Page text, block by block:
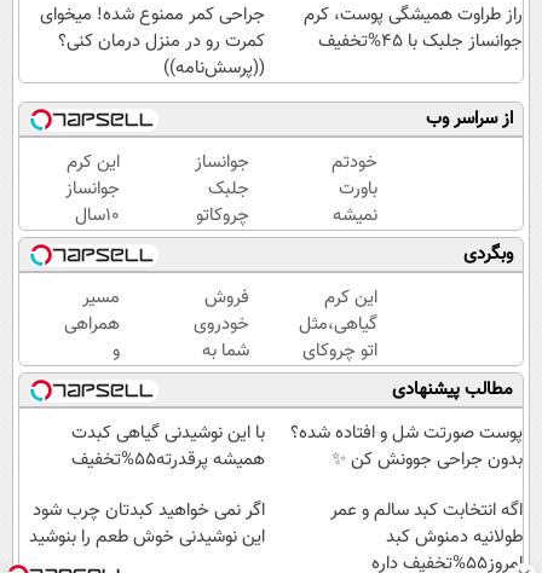
راز طراوت همیشگی پوست، کرم
جوانساز جلبک با 45%تخفیف
جراحی کمر ممنوع شده! میخوای
کمرت رو در منزل درمان کنی؟
((پرسش‌نامه))
از سراسر وب
خودتم
باورت
نمیشه
چقدر
جوون
شدی!
خرید
جوانساز
اسپیرولینا
با تخفیف
ویژه
جوانساز
جلبک
چروکاتو
مثل اتو
صاف
میکنه
😍
این کرم
جوانساز
10سال
سنتو
کم
میکنه
(با
تخفیف
ویژه)
وبگردی
این کرم
گیاهی،مثل
اتو چروکای
پوستتوصاف
میکنه!50%تخفیف
فروش
خودروی
شما به
بهترین
قیمت
بازار ✅
مسیر
همراهی
و
گزارش
عملکرد
گروه
اسنپ
۱۴۰۴
مطالب پیشنهادی
پوست صورتت شل و افتاده شده؟
بدون جراحی جوونش کن ✨
با این نوشیدنی گیاهی کبدت
همیشه پرقدرته55%تخفیف
اگه انتخابت کبد سالم و عمر
طولانیه دمنوش کبد
امروز55%تخفیف داره
اگر نمی خواهید کبدتان چرب شود
این نوشیدنی خوش طعم را بنوشید